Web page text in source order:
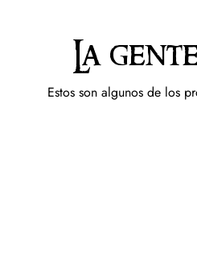
La
Estos son algunos de los